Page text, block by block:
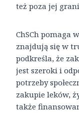
też poza jej
ChSCh pomaga
znajdują się w
podkreśla, że
jest szeroki i
potrzeby
zakupie leków,
także